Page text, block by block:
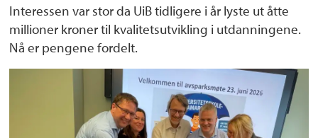
Interessen var stor da UiB tidligere i år lyste ut åtte
millioner kroner til kvalitetsutvikling i utdanningene.
Nå er pengene fordelt.